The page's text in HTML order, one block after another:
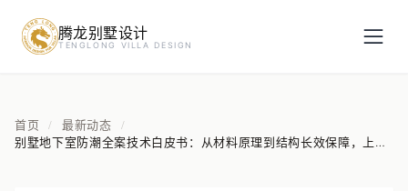
腾龙别墅设计
TENGLONG VILLA DESIGN
首页 / 最新动态 /
别墅地下室防潮全案技术白皮书：从材料原理到结构长效保障，上海
预约设计咨询